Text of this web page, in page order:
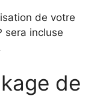
de votre
sera incluse
de